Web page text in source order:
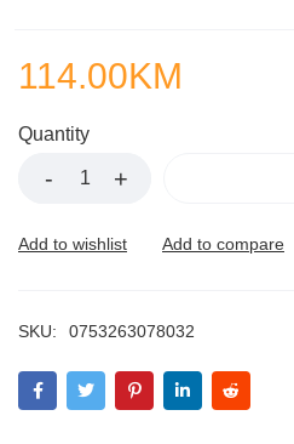
114.00KM
Quantity
SKU: 0753263078032